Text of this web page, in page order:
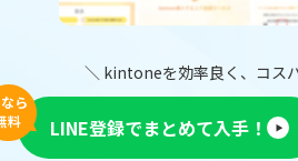
＼ kintoneを効率良く、コス
ら
料
LINE登録でまとめて入手！